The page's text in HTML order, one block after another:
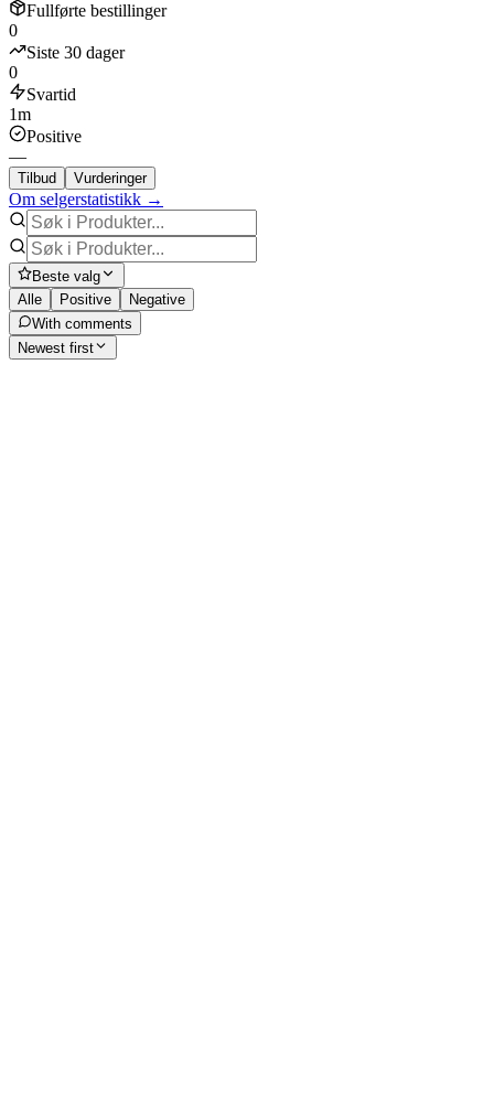
Fullførte bestillinger
0
Siste 30 dager
0
Svartid
1m
Positive
—
Tilbud Vurderinger
Om selgerstatistikk →
Beste valg
Alle
Positive
Negative
With comments
Newest first